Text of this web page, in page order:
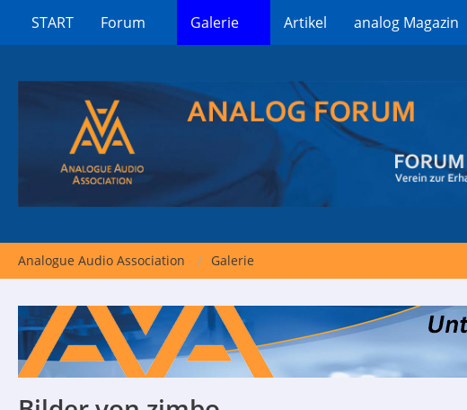
START Forum Galerie Artikel analog Magazin
Analogue Audio Association Galerie